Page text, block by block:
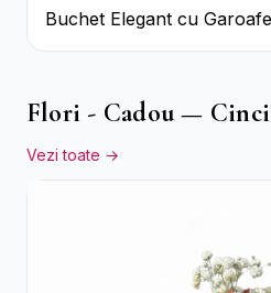
Buchet Elegant cu
Floarea Miresei
Flori - Cadou —
Vezi toate →